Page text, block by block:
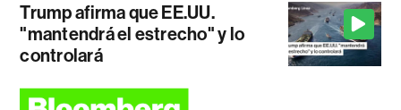
Trump afirma que EE.UU.
"mantendrá el estrecho" y lo
controlará